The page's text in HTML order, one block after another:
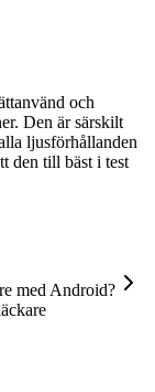
och
Den är särskilt
ljusförhållanden
den till bäst i test
med Android?